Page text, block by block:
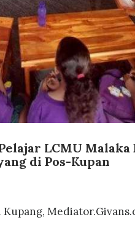
LCMU Malaka
di Pos-Kupan